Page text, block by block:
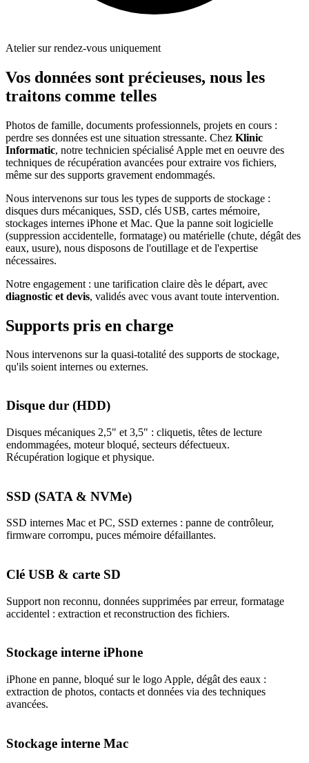
Atelier sur rendez-vous uniquement
Vos données sont précieuses, nous les
traitons comme telles
Photos de famille, documents professionnels, projets en cours :
perdre ses données est une situation stressante. Chez Klinic
Informatic, notre technicien spécialisé Apple met en oeuvre des
techniques de récupération avancées pour extraire vos fichiers,
même sur des supports gravement endommagés.
Nous intervenons sur tous les types de supports de stockage :
disques durs mécaniques, SSD, clés USB, cartes mémoire,
stockages internes iPhone et Mac. Que la panne soit logicielle
(suppression accidentelle, formatage) ou matérielle (chute, dégât des
eaux, usure), nous disposons de l'outillage et de l'expertise
nécessaires.
Notre engagement : une tarification claire dès le départ, avec
diagnostic et devis, validés avec vous avant toute intervention.
Supports pris en charge
Nous intervenons sur la quasi-totalité des supports de stockage,
qu'ils soient internes ou externes.
Disque dur (HDD)
Disques mécaniques 2,5" et 3,5" : cliquetis, têtes de lecture
endommagées, moteur bloqué, secteurs défectueux.
Récupération logique et physique.
SSD (SATA & NVMe)
SSD internes Mac et PC, SSD externes : panne de contrôleur,
firmware corrompu, puces mémoire défaillantes.
Clé USB & carte SD
Support non reconnu, données supprimées par erreur, formatage
accidentel : extraction et reconstruction des fichiers.
Stockage interne iPhone
iPhone en panne, bloqué sur le logo Apple, dégât des eaux :
extraction de photos, contacts et données via des techniques
avancées.
Stockage interne Mac